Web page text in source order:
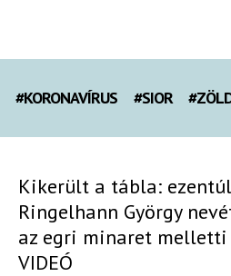
#KORONAVÍRUS #SIOR
Kikerült a tábla:
Ringelhann György
az egri minaret melletti
VIDEÓ